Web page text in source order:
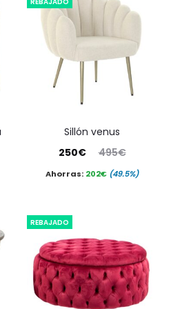
sillón venus
495€
El
precio
era:
495€.
250€
precio
es:
Ahorras: 202€ (49.5%)
REBAJADO